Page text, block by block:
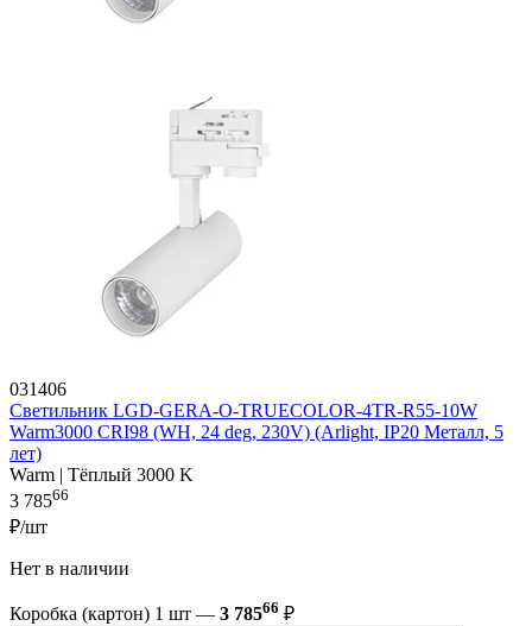
031406
Светильник LGD-GERA-O-TRUECOLOR-4TR-R55-10W
Warm3000 CRI98 (WH, 24 deg, 230V) (Arlight, IP20 Металл, 5
лет)
Warm | Тёплый 3000 K
3 78566
₽/шт
Нет в наличии
Коробка (картон) 1 шт — 3 78566 ₽